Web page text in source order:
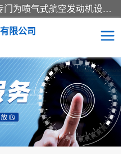
航空煤油（Jet Fuel）是专门为喷气式航空发动机设计的高纯度燃料，主要分为Jet A、Jet A-1和Jet B等类型。其特点是闪点高、低温流动性好，并添加了抗静电剂和抗氧化剂以确保飞行安全。航空煤油需
限公司
D20+D30溶剂油
D80+D100溶剂油
260号溶剂油